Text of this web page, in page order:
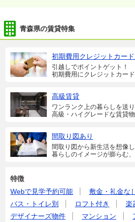
青森県の賃貸特集
初期費用クレジットカー
引越しでポイントゲット！
初期費用にクレジットカー
高級賃貸
ワンランク上の暮らしを送
高級・ハイグレードな賃貸
間取り図あり
間取り図から新生活を想像
暮らしのイメージが膨らむ
特徴
Webで見学予約可能
敷金・礼金な
バス・トイレ別
ロフト付き 楽
デザイナーズ物件
マンション